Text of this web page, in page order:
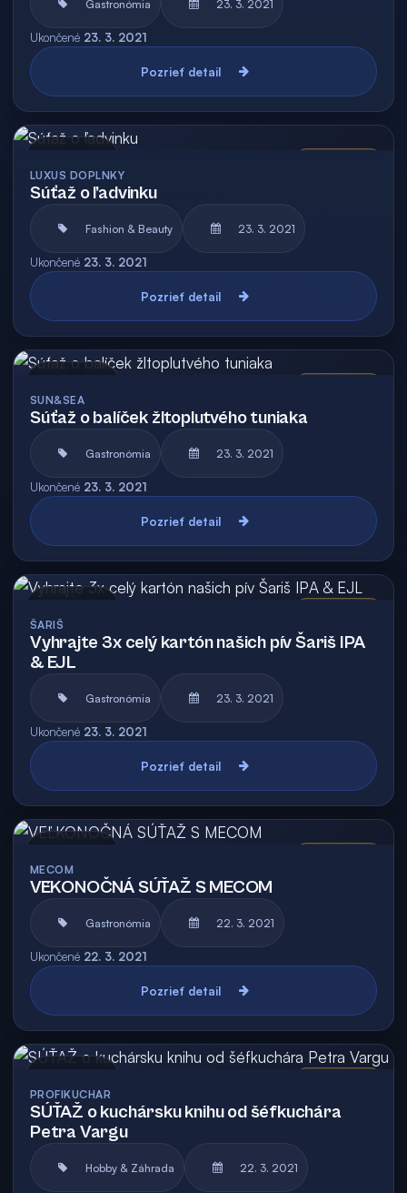
Gastronómia 23. 3. 2021
Ukončené 23. 3. 2021
Pozrieť detail
LUXUS DOPLNKY
Súťaž o ľadvinku
Fashion & Beauty 23. 3. 2021
Ukončené 23. 3. 2021
Pozrieť detail
SUN&SEA
Súťaž o balíček žltoplutvého tuniaka
Gastronómia 23. 3. 2021
Ukončené 23. 3. 2021
Pozrieť detail
ŠARIŠ
Vyhrajte 3x celý kartón našich pív Šariš IPA
& EJL
Gastronómia 23. 3. 2021
Ukončené 23. 3. 2021
Pozrieť detail
MECOM
VEĽKONOČNÁ SÚŤAŽ S MECOM
Gastronómia 22. 3. 2021
Ukončené 22. 3. 2021
Pozrieť detail
PROFIKUCHAR
SÚŤAŽ o kuchársku knihu od šéfkuchára
Petra Vargu
Hobby & Záhrada 22. 3. 2021